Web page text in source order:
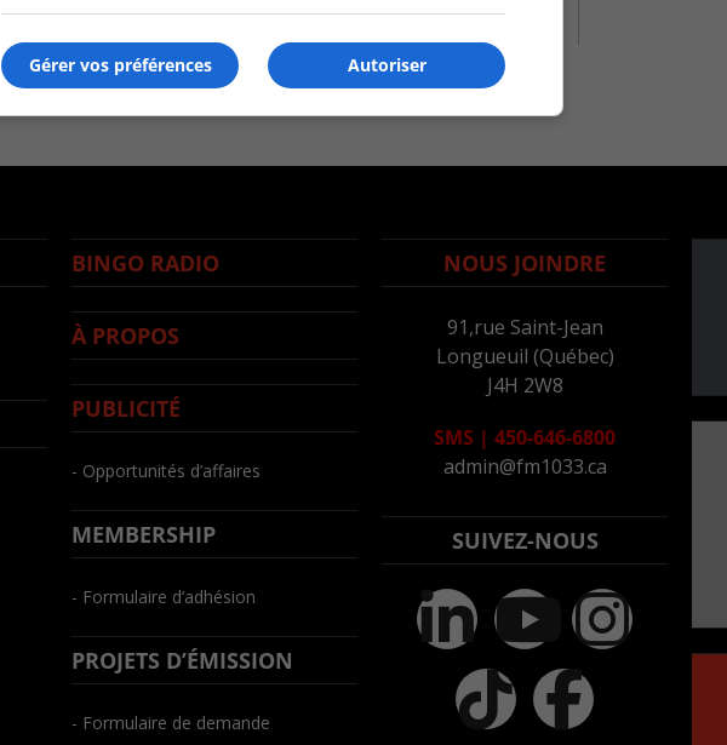
BINGO RADIO
À PROPOS
PUBLICITÉ
- Opportunités d’affaires
MEMBERSHIP
- Formulaire d’adhésion
PROJETS D’ÉMISSION
- Formulaire de demande
NOUS JOINDRE
91,rue Saint-Jean
Longueuil (Québec)
J4H 2W8
SMS | 450-646-6800
admin@fm1033.ca
SUIVEZ-NOUS
Autoriser
Gérer vos préférences